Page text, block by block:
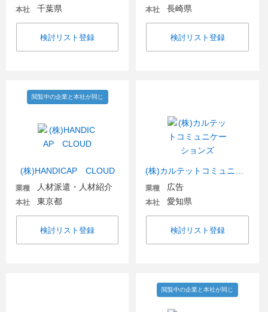
本社 千葉県
検討リスト登録
本社 長崎県
検討リスト登録
(株)HANDICAP CLOUD
閲覧中の企業と本社が同じ
業種 人材派遣・人材紹介
本社 東京都
検討リスト登録
業種 広告
本社 愛知県
検討リスト登録
閲覧中の企業と本社が同じ